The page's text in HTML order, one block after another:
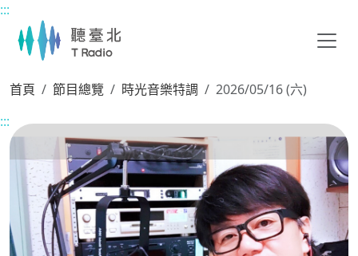
主要內容區塊
:::
首頁 節目總覽 時光音樂特調
2026/05/16 (六)
:::